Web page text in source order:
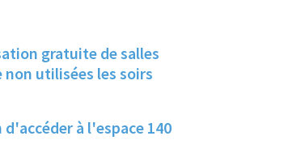
gratuite de salles
utilisées les soirs
à l'espace 140